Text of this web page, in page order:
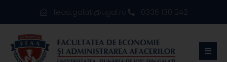
feaa.galati@ugal.ro 0336 130 242